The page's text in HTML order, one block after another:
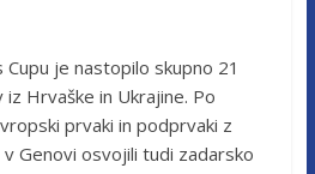
Cupu je nastopilo skupno 21
Hrvaške in Ukrajine. Po
prvaki in podprvaki z
Genovi osvojili tudi zadarsko